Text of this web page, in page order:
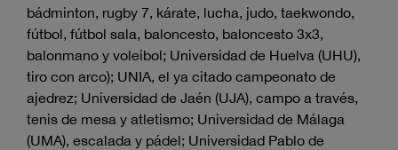
bádminton, rugby 7, kárate, lucha, judo, taekwondo,
fútbol, fútbol sala, baloncesto, baloncesto 3x3,
balonmano y voleibol; Universidad de Huelva (UHU),
tiro con arco); UNIA, el ya citado campeonato de
ajedrez; Universidad de Jaén (UJA), campo a través,
tenis de mesa y atletismo; Universidad de Málaga
(UMA), escalada y pádel; Universidad Pablo de